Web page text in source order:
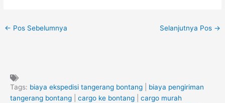
← Pos Sebelumnya Selanjutnya Pos →
Tags: biaya ekspedisi tangerang bontang
biaya pengiriman
tangerang bontang
cargo ke bontang
cargo murah